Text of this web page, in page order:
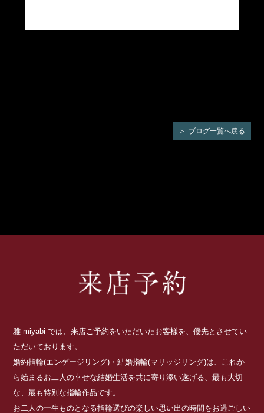
ブログ一覧へ戻る
雅-miyabi-では、来店ご予約をいただいたお客様を、優先とさせてい
ただいております。
婚約指輪(エンゲージリング)・結婚指輪(マリッジリング)は、これか
ら始まるお二人の幸せな結婚生活を共に寄り添い遂げる、最も大切
な、最も特別な指輪作品です。
お二人の一生ものとなる指輪選びの楽しい思い出の時間をお過ごしい